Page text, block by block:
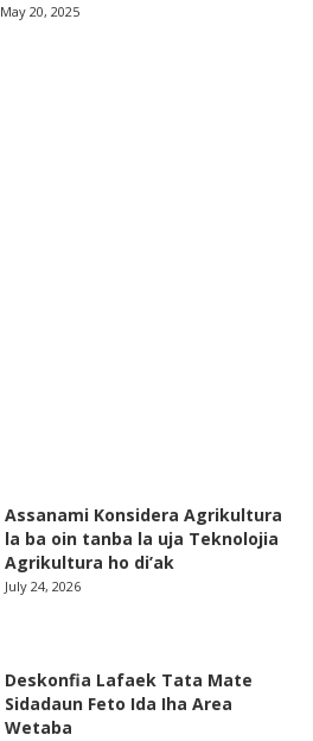
May 20, 2025
Assanami Konsidera Agrikultura
la ba oin tanba la uja Teknolojia
Agrikultura ho di’ak
July 24, 2026
Deskonfia Lafaek Tata Mate
Sidadaun Feto Ida Iha Area
Wetaba